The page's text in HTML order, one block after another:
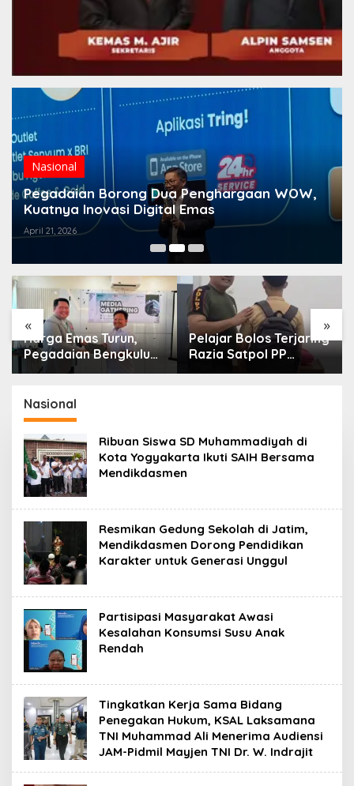
Nasional
Pegadaian Borong Dua Penghargaan WOW,
Kuatnya Inovasi Digital Emas
April 21, 2026
« »
Harga Emas Turun,
Pegadaian Bengkulu
Ajak Masyarakat
Investasi
Pelajar Bolos Terjaring
Razia Satpol PP
Sempat Bohongi
Nasional
Ribuan Siswa SD Muhammadiyah di
Kota Yogyakarta Ikuti SAIH Bersama
Mendikdasmen
Resmikan Gedung Sekolah di Jatim,
Mendikdasmen Dorong Pendidikan
Karakter untuk Generasi Unggul
Partisipasi Masyarakat Awasi
Kesalahan Konsumsi Susu Anak
Rendah
Tingkatkan Kerja Sama Bidang
Penegakan Hukum, KSAL Laksamana
TNI Muhammad Ali Menerima Audiensi
JAM-Pidmil Mayjen TNI Dr. W. Indrajit